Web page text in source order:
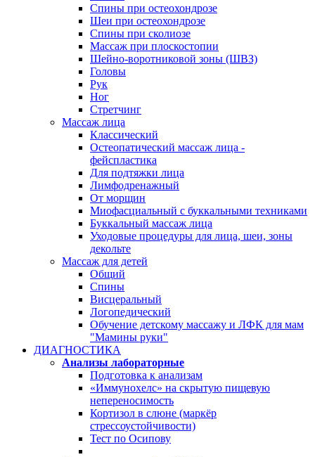
Спины при остеохондрозе
Шеи при остеохондрозе
Спины при сколиозе
Массаж при плоскостопии
Шейно-воротниковой зоны (ШВЗ)
Головы
Рук
Ног
Стретчинг
Массаж лица
Классический
Остеопатический массаж лица -
фейспластика
Для подтяжки лица
Лимфодренажный
От морщин
Миофасциальный с буккальными техниками
Буккальный массаж лица
Уходовые процедуры для лица, шеи, зоны
декольте
Массаж для детей
Общий
Спины
Висцеральный
Логопедический
Обучение детскому массажу и ЛФК для мам
"Мамины руки"
ДИАГНОСТИКА
Анализы лабораторные
Подготовка к анализам
«Иммунохелс» на скрытую пищевую
непереносимость
Кортизол в слюне (маркёр
стрессоустойчивости)
Тест по Осипову